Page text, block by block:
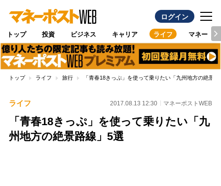
ログイン
トップ 投資 ビジネス キャリア ライフ マネー
トップ ライフ 旅行 「青春18きっぷ」を使って乗りたい「九州地方の絶景路
ライフ 2017.08.13 12:30 マネーポストWEB
「青春18きっぷ」を使って乗りたい「九
州地方の絶景路線」5選